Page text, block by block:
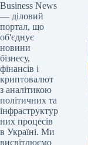
Business News
— діловий
портал, що
об'єднує
новини
бізнесу,
фінансів і
криптовалют
з аналітикою
політичних та
інфраструктур
них процесів
в Україні. Ми
висвітлюємо